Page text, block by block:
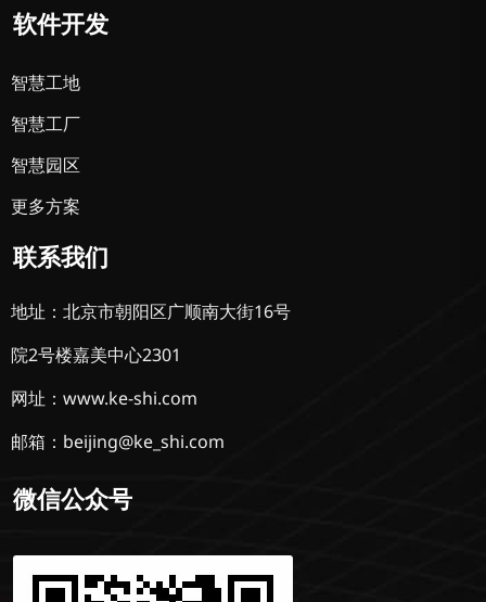
软件开发
智慧工地
智慧工厂
智慧园区
更多方案
联系我们
地址：北京市朝阳区广顺南大街16号
院2号楼嘉美中心2301
网址：www.ke-shi.com
邮箱：beijing@ke_shi.com
微信公众号